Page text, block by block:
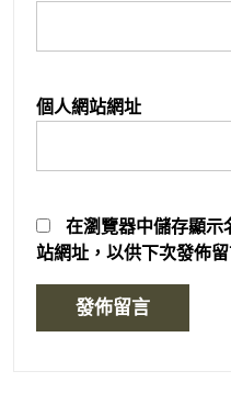
個人網站網址
在瀏覽器中儲存顯示
站網址，以供下次發佈留